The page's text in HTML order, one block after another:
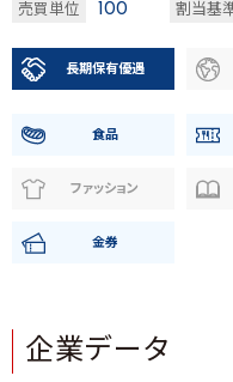
売買単位 100 割当基
長期保有優遇
食品
ファッション
金券
企業データ